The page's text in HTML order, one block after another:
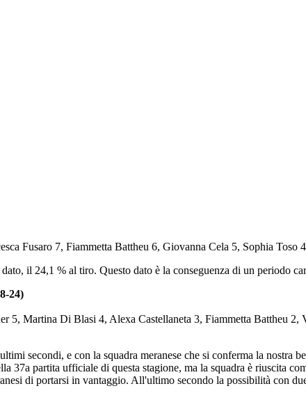
Fusaro 7, Fiammetta Battheu 6, Giovanna Cela 5, Sophia
il 24,1 % al tiro. Questo dato è la conseguenza di un periodo
24)
5, Martina Di Blasi 4, Alexa Castellaneta 3, Fiammetta Battheu
secondi, e con la squadra meranese che si conferma la nostra
37a partita ufficiale di questa stagione, ma la squadra è riuscita
di portarsi in vantaggio. All'ultimo secondo la possibilità con